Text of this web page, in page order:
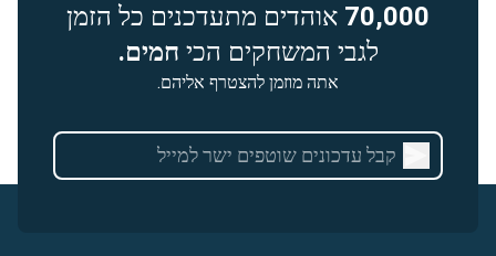
70,000 אוהדים מתעדכנים כל הזמן
לגבי המשחקים הכי חמים.
אתה מוזמן להצטרף אליהם.